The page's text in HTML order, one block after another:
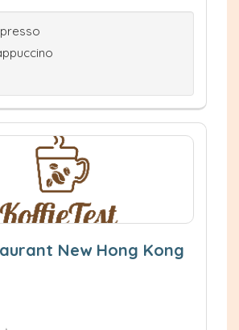
New Hong Kong